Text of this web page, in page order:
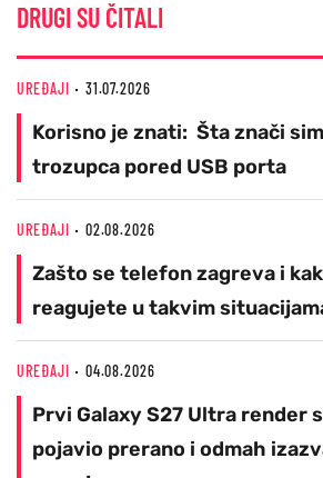
DRUGI SU ČITALI
UREĐAJI 31.07.2026
Korisno je znati: Šta znači
trozupca pored USB porta
UREĐAJI 02.08.2026
Zašto se telefon zagreva i
reagujete u takvim
UREĐAJI 04.08.2026
Prvi Galaxy S27 Ultra render
pojavio prerano i odmah